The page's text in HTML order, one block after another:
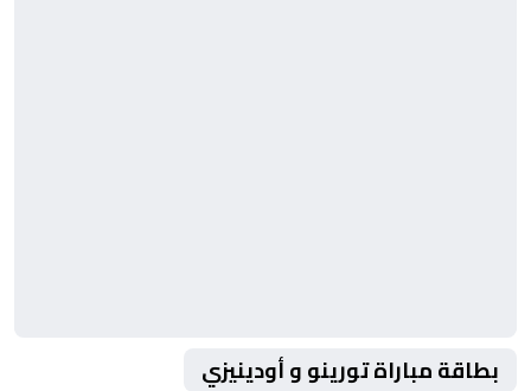
بطاقة مباراة تورينو و أودينيزي